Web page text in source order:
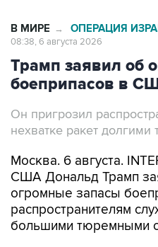
В МИРЕ → ОПЕРАЦИЯ
08:38, 6 августа 2026
Трамп заявил об
боеприпасов в
Он пригрозил
нехватке ракет
Москва. 6 августа.
США Дональд Трамп
огромные запасы
распространителям
большими тюремными